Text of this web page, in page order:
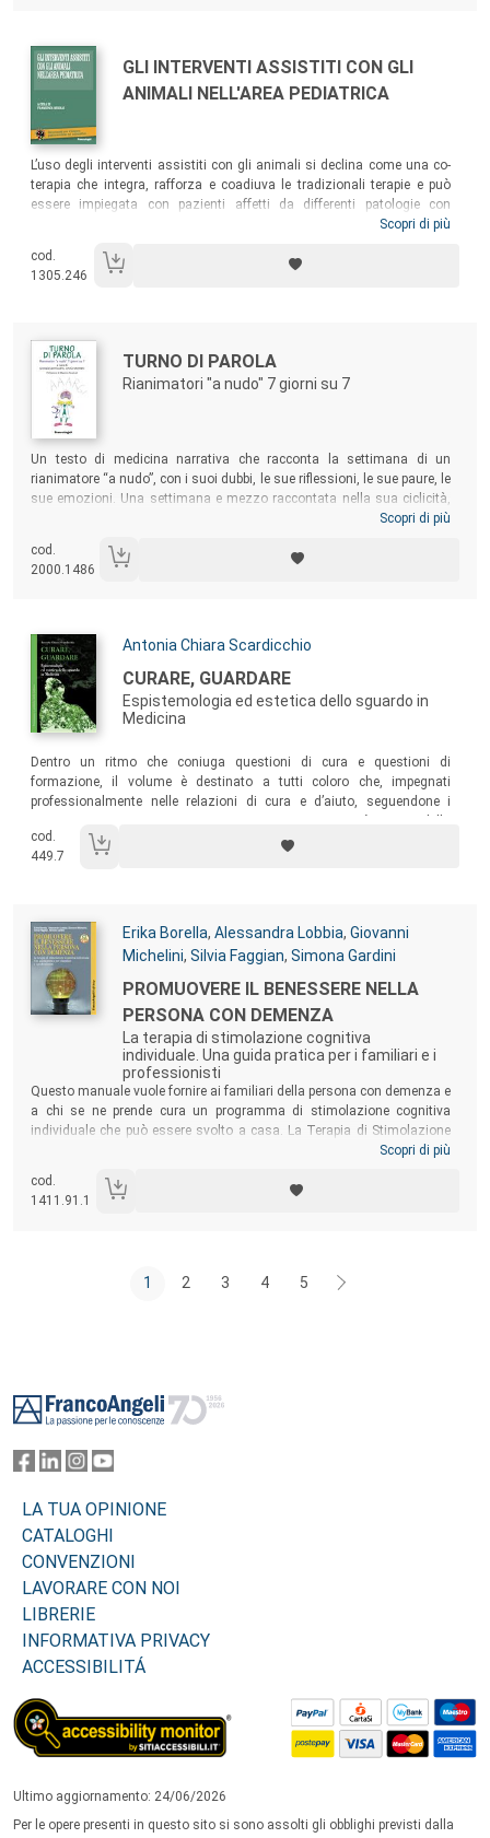
Autori:
Titolo:
GLI INTERVENTI ASSISTITI CON GLI
ANIMALI NELL'AREA PEDIATRICA
Sommario:
L’uso degli interventi assistiti con gli animali si declina come una co-
terapia che integra, rafforza e coadiuva le tradizionali terapie e può
essere impiegata con pazienti affetti da differenti patologie con
obiettivi di miglioramento comportamentale, fisico, cognitivo,
– l’associazione
– da vent’anni lavora in questo campo e
sottolinea l’importanza della presenza della pet therapy in un ospedale
Scopri di più
cod.
1305.246
Autori:
Titolo:
TURNO DI PAROLA
Rianimatori "a nudo" 7 giorni su 7
Sommario:
Un testo di medicina narrativa che racconta la settimana di un
rianimatore “a nudo”, con i suoi dubbi, le sue riflessioni, le sue paure, le
sue emozioni. Una settimana e mezzo raccontata nella sua ciclicità,
ripetitività apparente, imprevedibile monotonia. Raccontata da chi la
alcuni degli argomenti meno conosciuti di un reparto di Terapia
Intensiva: la cronicità della malattia, il dolore del bambino,
Scopri di più
cod.
2000.1486
Autori:
Antonia Chiara Scardicchio
Titolo:
CURARE, GUARDARE
Espistemologia ed estetica dello sguardo in
Medicina
Dentro un ritmo che coniuga questioni di cura e questioni di
formazione, il volume è destinato a tutti coloro che, impegnati
professionalmente nelle relazioni di cura e d’aiuto, seguendone i
“grande” domanda: “l’umanità” è dote innata o si può imparare?
cod.
449.7
Autori:
Erika Borella, Alessandra Lobbia, Giovanni
Michelini, Silvia Faggian, Simona Gardini
Titolo:
PROMUOVERE IL BENESSERE NELLA
PERSONA CON DEMENZA
La terapia di stimolazione cognitiva
individuale. Una guida pratica per i familiari e i
professionisti
Sommario:
Questo manuale vuole fornire ai familiari della persona con demenza e
a chi se ne prende cura un programma di stimolazione cognitiva
individuale che può essere svolto a casa. La Terapia di Stimolazione
Cognitiva individuale (iCST) favorisce la relazione tra il caregiver e la
benessere del caregiver stesso. Ad oggi è l’unico trattamento con basi
scientifiche ed evidenze di efficacia che promuove la qualità di vita
Scopri di più
cod.
1411.91.1
1 2 3 4 5
LA TUA OPINIONE
CATALOGHI
CONVENZIONI
LAVORARE CON NOI
LIBRERIE
INFORMATIVA PRIVACY
ACCESSIBILITÁ
Ultimo aggiornamento: 24/06/2026
Per le opere presenti in questo sito si sono assolti gli obblighi previsti dalla